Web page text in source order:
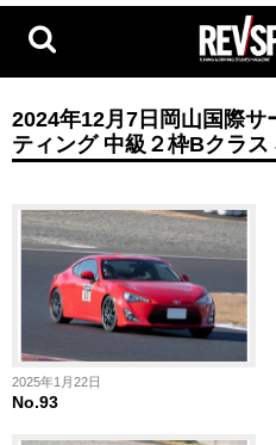
2024年12月7日岡山国際
ティング 中級２枠Bクラス
2025年1月22日
No.93